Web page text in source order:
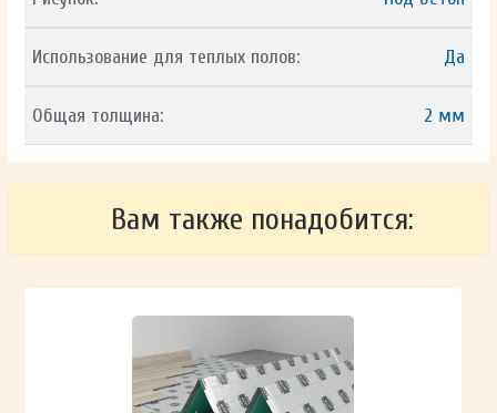
Использование для теплых полов: Да
Общая толщина: 2 мм
Вам также понадобится: